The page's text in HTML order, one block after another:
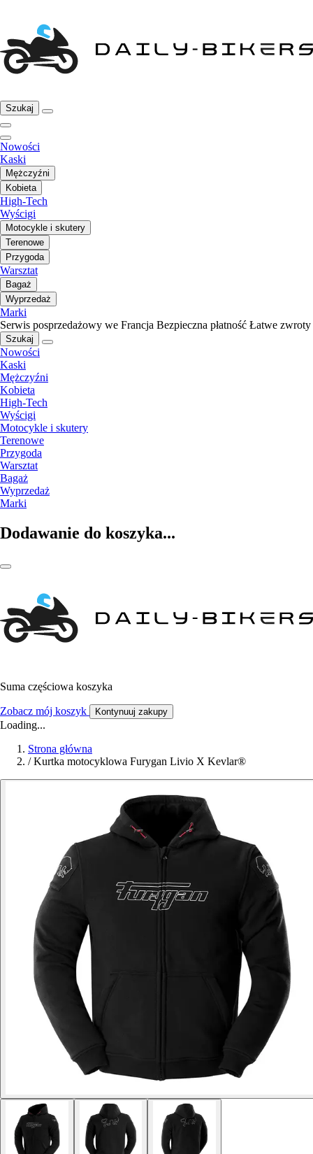
Szukaj
Nowości
Kaski
Mężczyźni
Kobieta
High-Tech
Wyścigi
Motocykle i skutery
Terenowe
Przygoda
Warsztat
Bagaż
Wyprzedaż
Marki
Serwis posprzedażowy we Francja Bezpieczna płatność Łatwe zwroty
Szukaj
Nowości
Kaski
Mężczyźni
Kobieta
High-Tech
Wyścigi
Motocykle i skutery
Terenowe
Przygoda
Warsztat
Bagaż
Wyprzedaż
Marki
Dodawanie do koszyka...
Suma częściowa koszyka
Zobacz mój koszyk Kontynuuj zakupy
Loading...
Strona główna
/ Kurtka motocyklowa Furygan Livio X Kevlar®